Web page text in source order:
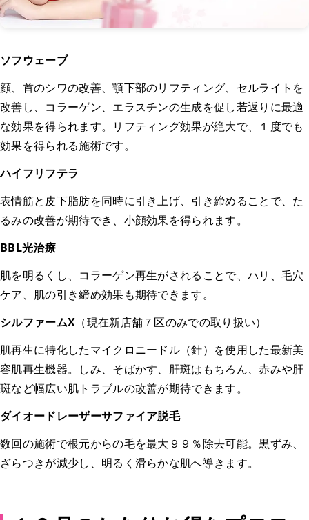
ソフウェーブ
顔、首のシワの改善、顎下部のリフティング、セルライトを
改善し、コラーゲン、エラスチンの生成を促し若返りに最適
な効果を得られます。リフティング効果が絶大で、１度でも
効果を得られる施術です。
ハイフリフテラ
表情筋と皮下脂肪を同時に引き上げ、引き締めることで、た
るみの改善が期待でき、小顔効果を得られます。
BBL光治療
肌を明るくし、コラーゲン再生がされることで、ハリ、毛穴
ケア、肌の引き締め効果も期待できます。
シルファームX （現在新店舗７区のみでの取り扱い）
肌再生に特化したマイクロニードル（針）を使用した最新美
容肌再生機器。しみ、そばかす、肝斑はもちろん、赤みや肝
斑など幅広い肌トラブルの改善が期待できます。
ダイオードレーザーサファイア脱毛
数回の施術で根元からの毛を最大９９％除去可能。黒ずみ、
ざらつきが減少し、明るく滑らかな肌へ導きます。